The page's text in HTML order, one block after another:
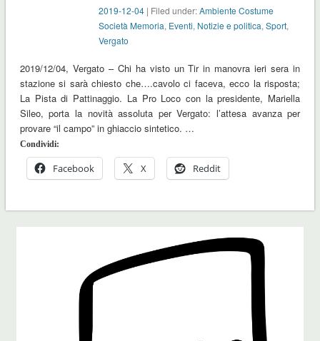
2019-12-04 | Filed under:Ambiente Costume
Società Memoria, Eventi, Notizie e politica,Sport,
Vergato
2019/12/04, Vergato – Chi ha visto un Tir in manovra ieri sera in
stazione si sarà chiesto che….cavolo ci faceva, ecco la risposta;
La Pista di Pattinaggio. La Pro Loco con la presidente, Mariella
Sileo, porta la novità assoluta per Vergato: l’attesa avanza per
provare “il campo” in ghiaccio sintetico. …
Condividi:
Facebook X Reddit